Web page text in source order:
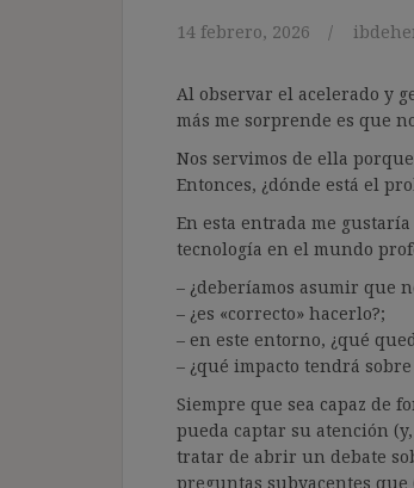
14 febrero, 2026
Al observar el acelerado y
más me sorprende es que
Nos servimos de ella
Entonces, ¿dónde está el
En esta entrada me
tecnología en el mundo
– ¿deberíamos asumir que
– ¿es «correcto» hacerlo?;
– en este entorno, ¿qué
– ¿qué impacto tendrá
Siempre que sea capaz de
pueda captar su atención
tratar de abrir un debate
preguntas subyacentes